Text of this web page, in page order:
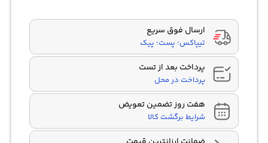
customer
ارسال فوق سریع
تیپاکس؛ پست؛ پیک
پرداخت بعد از تست
پرداخت در محل
هفت روز تضمین تعویض
شرایط برگشت کالا